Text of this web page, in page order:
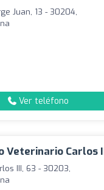
Juan, 13 - 30204,
Ver teléfono
Veterinario Carlos
III, 63 - 30203,